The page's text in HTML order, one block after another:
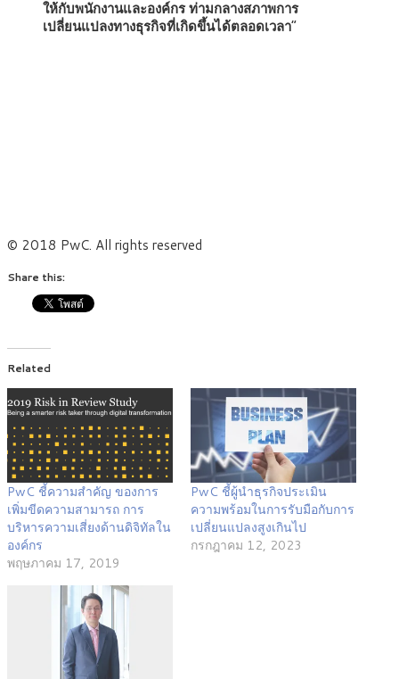
ให้กับพนักงานและองค์กร ท่ามกลางสภาพการ
เปลี่ยนแปลงทางธุรกิจที่เกิดขึ้นได้ตลอดเวลา”
© 2018 PwC. All rights reserved
Share this:
Related
PwC ชี้ความสำคัญ ของการ
เพิ่มขีดความสามารถ การ
บริหารความเสี่ยงด้านดิจิทัลใน
องค์กร
พฤษภาคม 17, 2019
PwC ชี้ผู้นำธุรกิจประเมิน
ความพร้อมในการรับมือกับการ
เปลี่ยนแปลงสูงเกินไป
กรกฎาคม 12, 2023